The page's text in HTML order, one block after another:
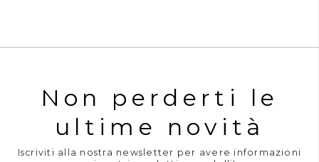
Non perderti le
ultime novità
Iscriviti alla nostra newsletter per avere informazioni